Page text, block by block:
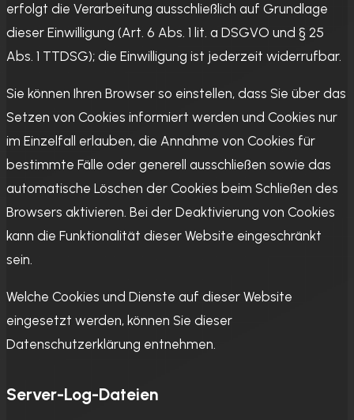
erfolgt die Verarbeitung ausschließlich auf Grundlage
dieser Einwilligung (Art. 6 Abs. 1 lit. a DSGVO und § 25
Abs. 1 TTDSG); die Einwilligung ist jederzeit widerrufbar.
Sie können Ihren Browser so einstellen, dass Sie über das
Setzen von Cookies informiert werden und Cookies nur
im Einzelfall erlauben, die Annahme von Cookies für
bestimmte Fälle oder generell ausschließen sowie das
automatische Löschen der Cookies beim Schließen des
Browsers aktivieren. Bei der Deaktivierung von Cookies
kann die Funktionalität dieser Website eingeschränkt
sein.
Welche Cookies und Dienste auf dieser Website
eingesetzt werden, können Sie dieser
Datenschutzerklärung entnehmen.
Server-Log-Dateien